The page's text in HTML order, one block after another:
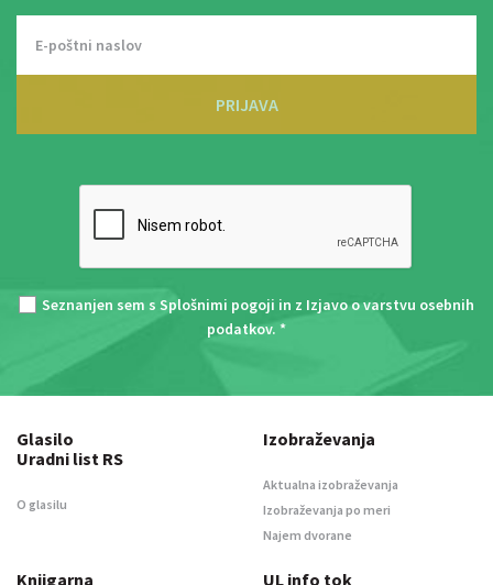
PRIJAVA
Seznanjen sem s Splošnimi pogoji in z Izjavo o varstvu osebnih
podatkov. *
Glasilo
Uradni list RS
O glasilu
Izobraževanja
Aktualna izobraževanja
Izobraževanja po meri
Najem dvorane
Knjigarna UL info tok